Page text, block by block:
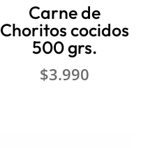
Carne de
Choritos cocidos
500 grs.
$3.990